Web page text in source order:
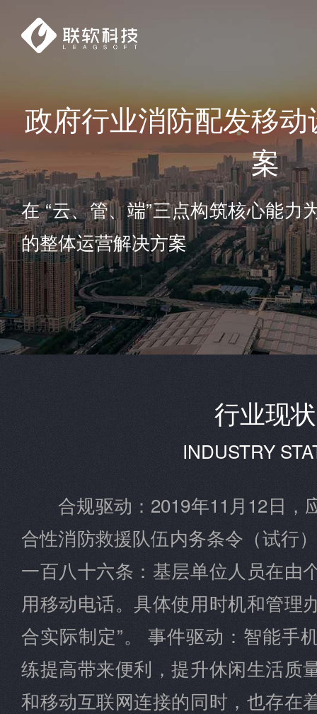
政府行业消防配发移
案
在 “云、管、端”三点构筑核心能力
的整体运营解决方案
行业现状
INDUSTRY
合规驱动：2019年11月12日，
合性消防救援队伍内务条令（试行
一百八十六条：基层单位人员在由
用移动电话。具体使用时机和管理
合实际制定”。 事件驱动：智能手
练提高带来便利，提升休闲生活质
和移动互联网连接的同时，也存在